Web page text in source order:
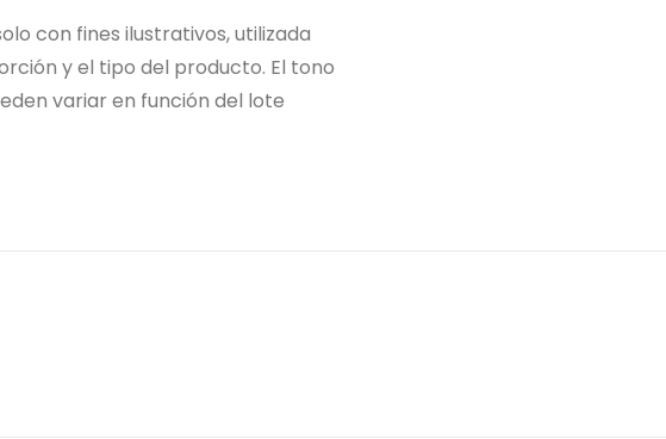
con fines ilustrativos, utilizada
y el tipo del producto. El tono
variar en función del lote